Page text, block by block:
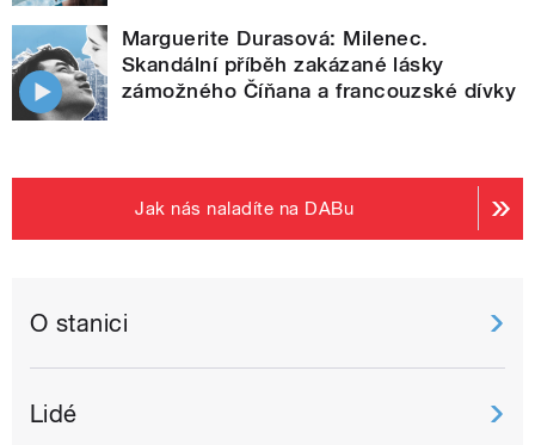
Marguerite Durasová: Milenec.
Skandální příběh zakázané lásky
zámožného Číňana a francouzské dívky
Jak nás naladíte na DABu
O stanici
Lidé